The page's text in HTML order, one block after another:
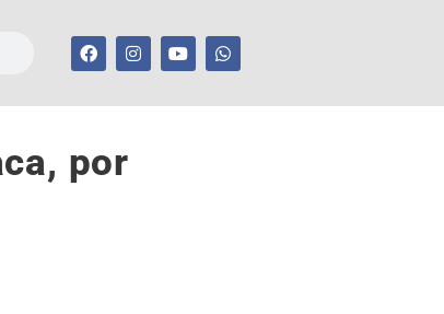
por